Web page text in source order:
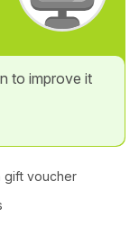
to improve it
gift voucher